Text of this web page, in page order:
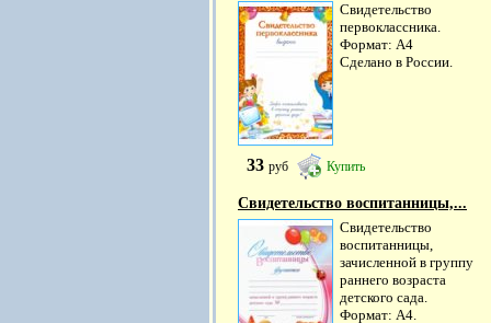
Свидетельство
первоклассника.
Формат: А4
Сделано в России.
33 руб Купить
Свидетельство воспитанницы,...
Свидетельство
воспитанницы,
зачисленной в группу
раннего возраста
детского сада.
Формат: А4.